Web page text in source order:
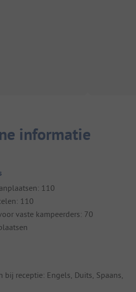
informatie
110
110
vaste kampeerders: 70
bij receptie: Engels, Duits, Spaans,